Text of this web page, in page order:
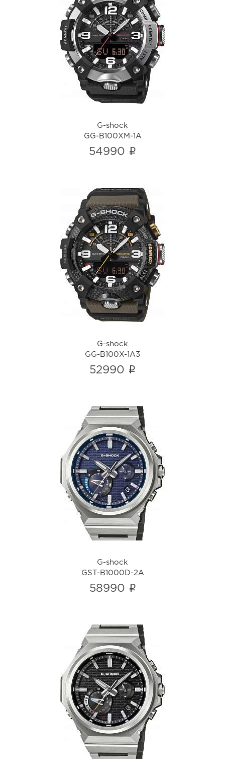
G-shock
GG-B100XM-1A
i
G-shock
GG-B100XM-1A
54990 i
G-shock
GG-B100X-1A3
i
G-shock
GG-B100X-1A3
52990 i
G-shock
GST-B1000D-2A
i
G-shock
GST-B1000D-2A
58990 i
G-shock
GST-B1000D-1A
i